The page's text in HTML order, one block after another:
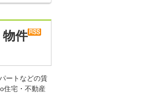
件
ートなどの賃
住宅・不動産